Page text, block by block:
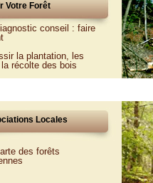
Votre Forêt
conseil : faire
la plantation, les
récolte des bois
Locales
des forêts